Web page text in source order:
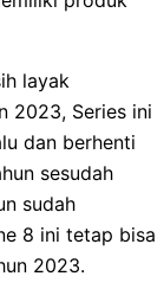
layak
2023, Series ini
dan berhenti
sesudah
sudah
8 ini tetap bisa
2023.